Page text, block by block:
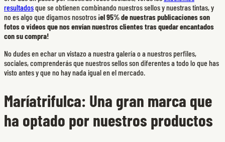
resultadosque se obtienen combinando nuestros sellos y nuestras tintas, y
no es algo que digamos nosotros ¡el 95% de nuestras publicaciones son
fotos o videos que nos envían nuestros clientes tras quedar encantados
con su compra!
No dudes en echar un vistazo a nuestra galería o a nuestros perfiles,
sociales, comprenderás que nuestros sellos son diferentes a todo lo que has
visto antes y que no hay nada igual en el mercado.
Maríatrifulca: Una gran marca que
ha optado por nuestros productos